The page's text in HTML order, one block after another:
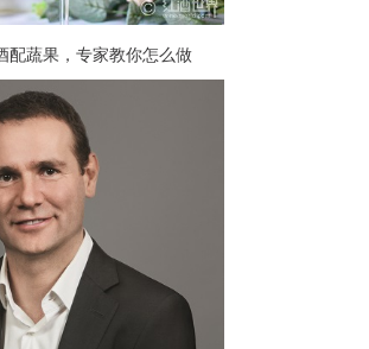
配蔬果，专家教你怎么做